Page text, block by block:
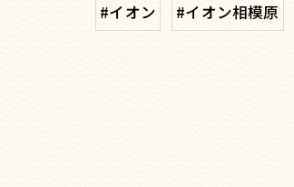
#イオン #イオン相模原